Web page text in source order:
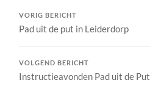
VORIG BERICHT
Pad uit de put in Leiderdorp
VOLGEND BERICHT
Instructieavonden Pad uit de Put